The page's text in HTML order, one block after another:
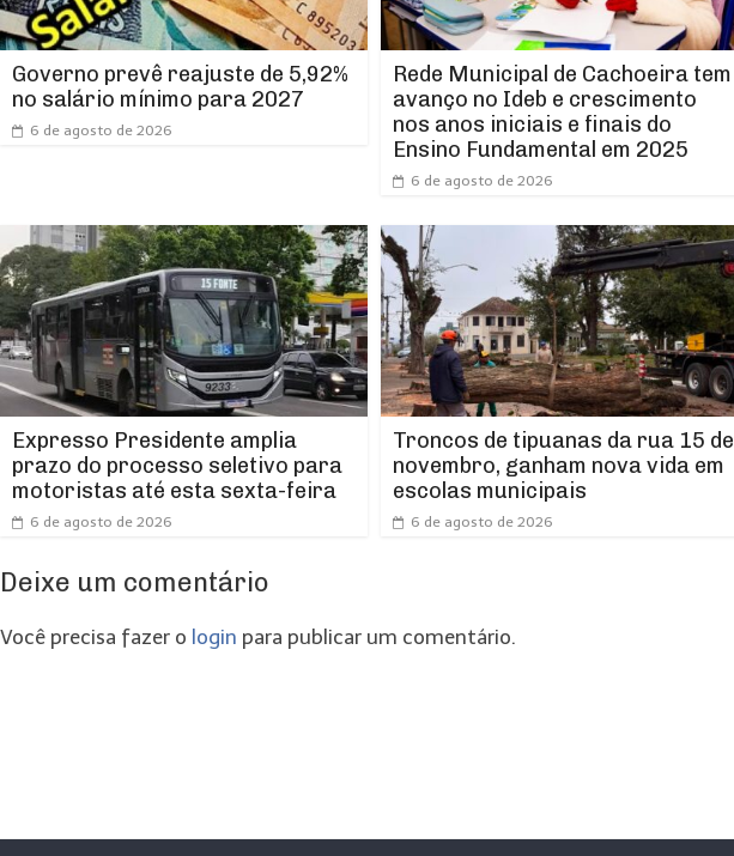
Governo prevê reajuste de 5,92%
no salário mínimo para 2027
6 de agosto de 2026
Rede Municipal de Cachoeira tem
avanço no Ideb e crescimento
nos anos iniciais e finais do
Ensino Fundamental em 2025
6 de agosto de 2026
Expresso Presidente amplia
prazo do processo seletivo para
motoristas até esta sexta-feira
6 de agosto de 2026
Troncos de tipuanas da rua 15 de
novembro, ganham nova vida em
escolas municipais
6 de agosto de 2026
Deixe um comentário
Você precisa fazer o login para publicar um comentário.